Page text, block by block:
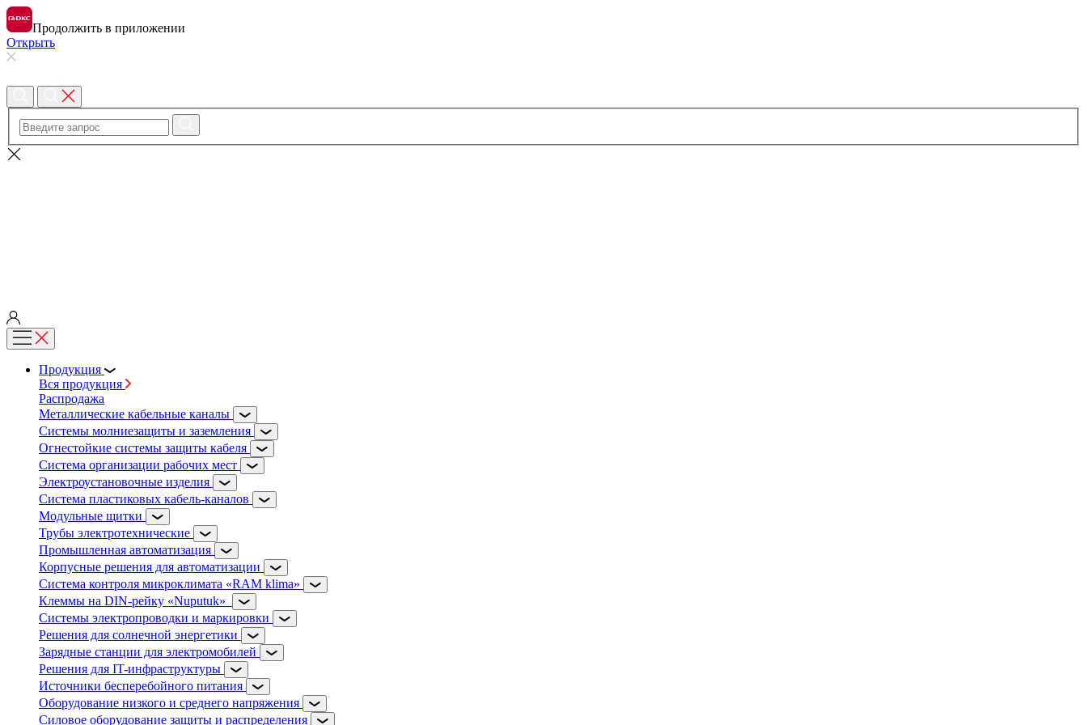
Продолжить в приложении
Открыть
Продукция
Вся продукция
Распродажа
Металлические кабельные каналы
Системы молниезащиты и заземления
Огнестойкие системы защиты кабеля
Система организации рабочих мест
Электроустановочные изделия
Система пластиковых кабель-каналов
Модульные щитки
Трубы электротехнические
Промышленная автоматизация
Корпусные решения для автоматизации
Система контроля микроклимата «RAM klima»
Клеммы на DIN-рейку «Nuputuk»
Системы электропроводки и маркировки
Решения для солнечной энергетики
Зарядные станции для электромобилей
Решения для IT-инфраструктуры
Источники бесперебойного питания
Оборудование низкого и среднего напряжения
Силовое оборудование защиты и распределения